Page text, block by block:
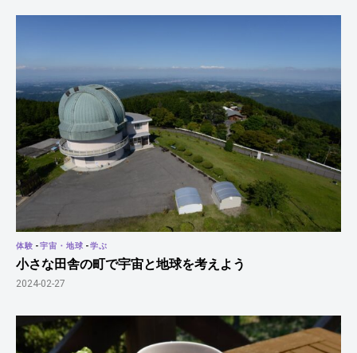
体験 -宇宙・地球 -学ぶ
小さな田舎の町で宇宙と地球を考えよう
2024-02-27